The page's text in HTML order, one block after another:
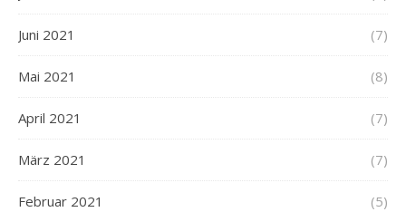
Juni 2021 (7)
Mai 2021 (8)
April 2021 (7)
März 2021 (7)
Februar 2021 (5)